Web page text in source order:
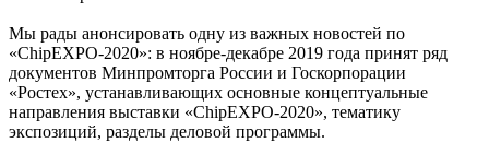
Мы рады анонсировать одну из важных новостей по
«ChipEXPO-2020»: в ноябре-декабре 2019 года принят ряд
документов Минпромторга России и Госкорпорации
«Ростех», устанавливающих основные концептуальные
направления выставки «ChipEXPO-2020», тематику
экспозиций, разделы деловой программы.